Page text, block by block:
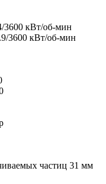
3600 кВт/об-мин
3600 кВт/об-мин
частиц 31 мм